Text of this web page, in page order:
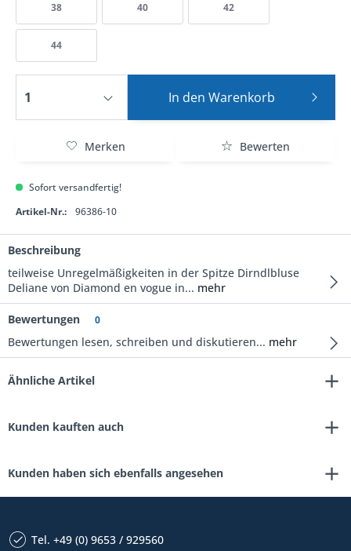
38 40 42
44
In den Warenkorb
Merken Bewerten
Sofort versandfertig!
Artikel-Nr.:
96386-10
Beschreibung
teilweise Unregelmäßigkeiten in der Spitze Dirndlbluse
Deliane von Diamond en vogue in... mehr
Bewertungen 0
Bewertungen lesen, schreiben und diskutieren... mehr
Ähnliche Artikel
Kunden kauften auch
Kunden haben sich ebenfalls angesehen
Tel. +49 (0) 9653 / 929560